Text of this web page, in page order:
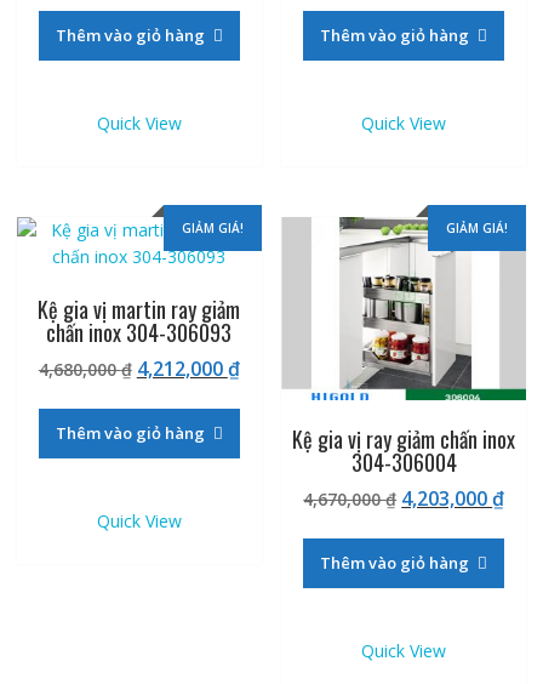
là:
4,830,000 ₫.
Thêm vào giỏ hàng
Quick View
là:
4,770,000 ₫.
Thêm vào giỏ hàng
Quick View
GIẢM GIÁ!
Kệ gia vị martin ray giảm
chấn inox 304-306093
4,680,000₫ Giá
là:
4,680,000 ₫.
4,212,000₫Giá
Thêm vào giỏ hàng
Quick View
GIẢM GIÁ!
Kệ gia vị ray giảm chấn inox
304-306004
4,670,000₫ Giá
là:
4,670,000 ₫.
4,203,000₫Giá
Thêm vào giỏ hàng
Quick View